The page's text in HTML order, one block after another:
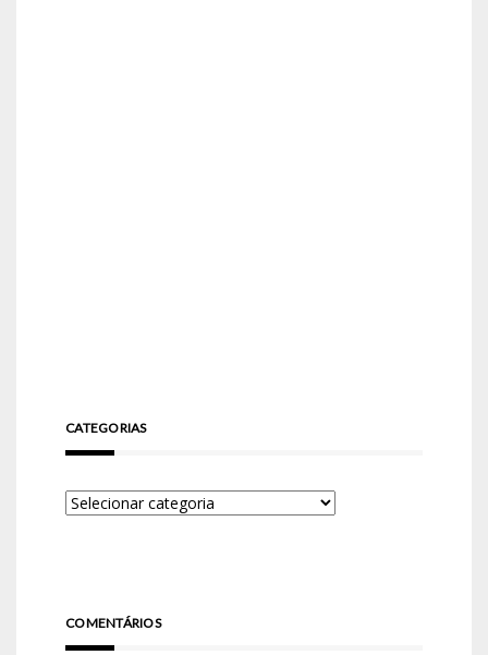
CATEGORIAS
COMENTÁRIOS